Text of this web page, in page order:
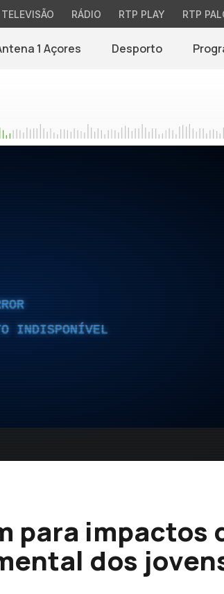
TELEVISÃO RÁDIO RTP PLAY RTP
1 Açores Desporto
INDISPONÍVEL
para impactos
dos